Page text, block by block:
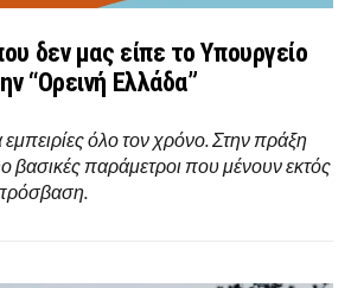
δεν μας είπε το Υπουργείο
“Ορεινή Ελλάδα”
όλο τον χρόνο. Στην πράξη
παράμετροι που μένουν εκτός